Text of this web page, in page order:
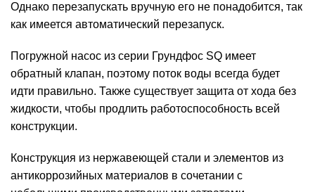
Однако перезапускать вручную его не понадобится, так
как имеется автоматический перезапуск.
Погружной насос из серии Грундфос SQ имеет
обратный клапан, поэтому поток воды всегда будет
идти правильно. Также существует защита от хода без
жидкости, чтобы продлить работоспособность всей
конструкции.
Конструкция из нержавеющей стали и элементов из
антикоррозийных материалов в сочетании с